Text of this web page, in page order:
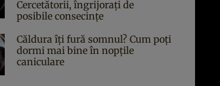
Cercetătorii, îngrijorați de
posibile consecințe
Căldura îți fură somnul? Cum poți
dormi mai bine în nopțile
caniculare